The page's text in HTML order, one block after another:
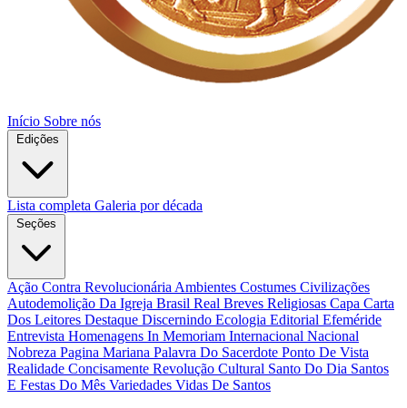
Início Sobre nós
Edições
Lista completa Galeria por década
Seções
Ação Contra Revolucionária Ambientes Costumes Civilizações
Autodemolição Da Igreja Brasil Real Breves Religiosas Capa Carta
Dos Leitores Destaque Discernindo Ecologia Editorial Efeméride
Entrevista Homenagens In Memoriam Internacional Nacional
Nobreza Pagina Mariana Palavra Do Sacerdote Ponto De Vista
Realidade Concisamente Revolução Cultural Santo Do Dia Santos
E Festas Do Mês Variedades Vidas De Santos